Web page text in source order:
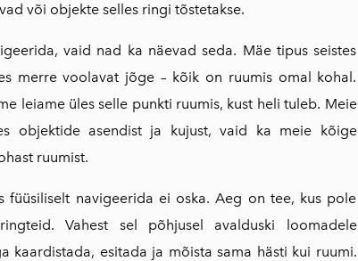
või objekte selles ringi tõstetakse.
vaid nad ka näevad seda. Mäe tipus seistes
merre voolavat jõge – kõik on ruumis omal kohal.
leiame üles selle punkti ruumis, kust heli tuleb. Meie
objektide asen­dist ja kujust, vaid ka meie kõige
ruumist.
navigeerida ei oska. Aeg on tee, kus pole
Vahest sel põhjusel avalduski loomadele
kaardistada, esitada ja mõista sama hästi kui ruumi.